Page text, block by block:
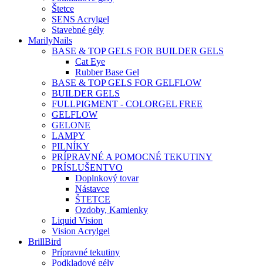
Štetce
SENS Acrylgel
Stavebné gély
MarilyNails
BASE & TOP GELS FOR BUILDER GELS
Cat Eye
Rubber Base Gel
BASE & TOP GELS FOR GELFLOW
BUILDER GELS
FULLPIGMENT - COLORGEL FREE
GELFLOW
GELONE
LAMPY
PILNÍKY
PRÍPRAVNÉ A POMOCNÉ TEKUTINY
PRÍSLUŠENTVO
Doplnkový tovar
Nástavce
ŠTETCE
Ozdoby, Kamienky
Liquid Vision
Vision Acrylgel
BrillBird
Prípravné tekutiny
Podkladové gély